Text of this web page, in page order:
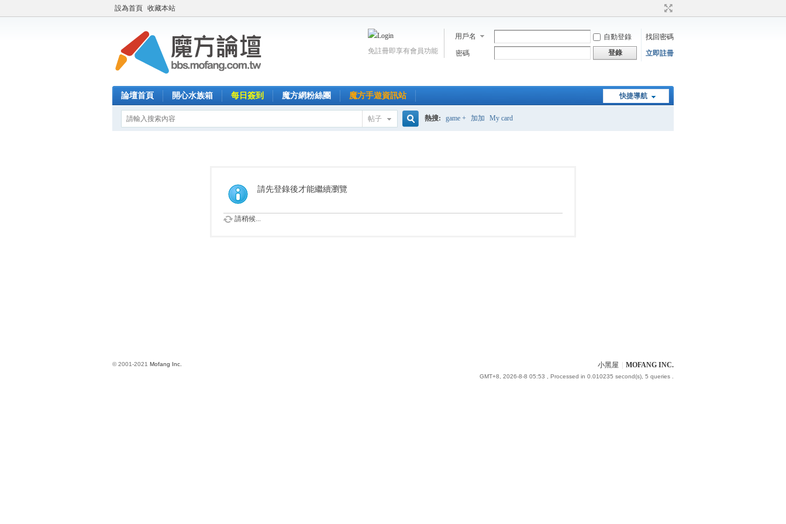
設為首頁 收藏本站
用戶名 自動登錄
找回密碼
密碼
登錄 立即註冊
免註冊即享有會員功能
快捷導航
論壇首頁 開心水族箱 每日簽到 魔方網粉絲團 魔方手遊資訊站
帖子 熱搜: game + 加加 My card
請先登錄後才能繼續瀏覽
請稍候...
小黑屋 MOFANG INC.
GMT+8, 2026-8-8 05:53 , Processed in 0.010235 second(s), 5 queries .
© 2001-2021 Mofang Inc.